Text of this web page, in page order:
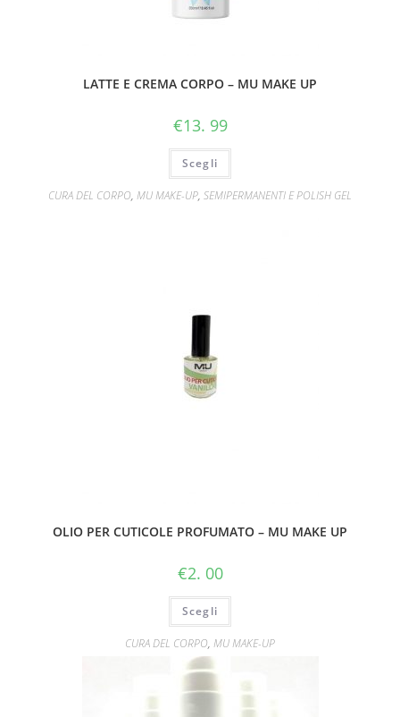
CORPO
LATTE E CREMA CORPO – MU MAKE UP
€13. 99
Scegli
CURA DEL CORPO, MU MAKE-UP, SEMIPERMANENTI E POLISH GEL
OLIO PER CUTICOLE PROFUMATO – MU MAKE UP
€2. 00
Scegli
CURA DEL CORPO, MU MAKE-UP